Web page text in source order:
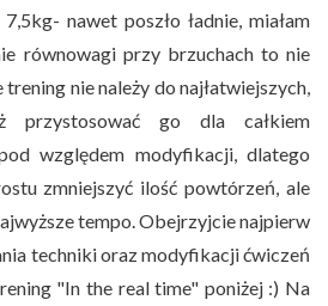
nawet poszło ładnie, miałam
równowagi przy brzuchach to nie
nie należy do najłatwiejszych,
przystosować go dla całkiem
względem modyfikacji, dlatego
zmniejszyć ilość powtórzeń, ale
tempo. Obejrzyjcie najpierw
techniki oraz modyfikacji ćwiczeń
"In the real time" poniżej :) Na